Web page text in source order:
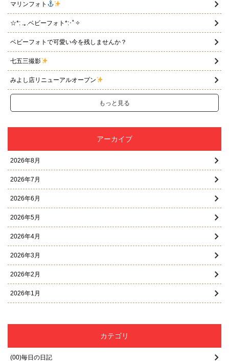
マリンフォト
☆*: .｡.ベビーフォト*:･ﾟ✧
ベビーフォトで可愛い今を残しませんか？
七五三撮影
みよし店リニューアルオープン
もっと見る
アーカイブ
2026年8月
2026年7月
2026年6月
2026年5月
2026年4月
2026年3月
2026年2月
2026年1月
2025年10月
カテゴリ
(00)毎日の日記